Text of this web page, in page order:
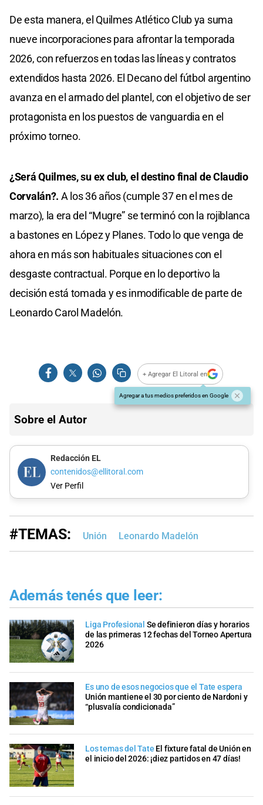
De esta manera, el Quilmes Atlético Club ya suma
nueve incorporaciones para afrontar la temporada
2026, con refuerzos en todas las líneas y contratos
extendidos hasta 2026. El Decano del fútbol argentino
avanza en el armado del plantel, con el objetivo de ser
protagonista en los puestos de vanguardia en el
próximo torneo.
¿Será Quilmes, su ex club, el destino final de Claudio
Corvalán?. A los 36 años (cumple 37 en el mes de
marzo), la era del “Mugre” se terminó con la rojiblanca
a bastones en López y Planes. Todo lo que venga de
ahora en más son habituales situaciones con el
desgaste contractual. Porque en lo deportivo la
decisión está tomada y es inmodificable de parte de
Leonardo Carol Madelón.
+ Agregar El Litoral en
Agregar a tus medios preferidos en Google
Sobre el Autor
Redacción EL
contenidos@ellitoral.com
Ver Perfil
#TEMAS: Unión Leonardo Madelón
Además tenés que leer:
Liga Profesional Se definieron días y horarios
de las primeras 12 fechas del Torneo Apertura
2026
Es uno de esos negocios que el Tate espera
Unión mantiene el 30 por ciento de Nardoni y
“plusvalía condicionada”
Los temas del Tate El fixture fatal de Unión en
el inicio del 2026: ¡diez partidos en 47 días!